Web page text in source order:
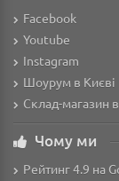
Facebook
Youtube
Instagram
Шоурум в Києві
Склад-магазин
Чому ми
Рейтинг 4.9 на